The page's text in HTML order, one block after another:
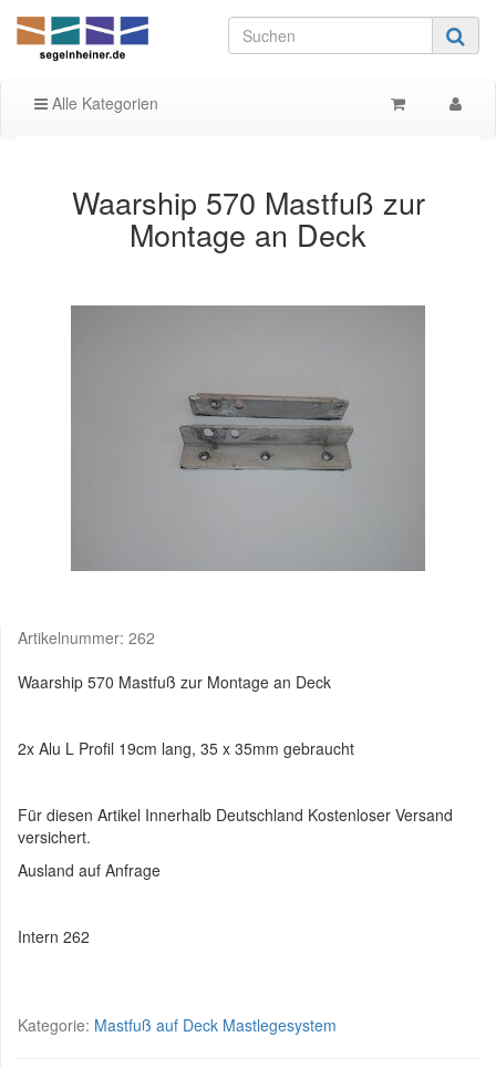
Alle Kategorien
Waarship 570 Mastfuß zur
Montage an Deck
Artikelnummer: 262
Waarship 570 Mastfuß zur Montage an Deck
2x Alu L Profil 19cm lang, 35 x 35mm gebraucht
Für diesen Artikel Innerhalb Deutschland Kostenloser Versand
versichert.
Ausland auf Anfrage
Intern 262
Kategorie: Mastfuß auf Deck Mastlegesystem